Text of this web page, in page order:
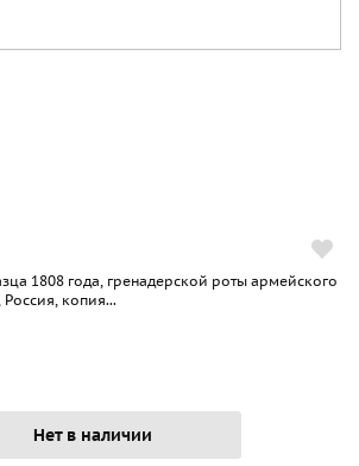
1808 года, гренадерской роты армейского
копия...
Нет в наличии